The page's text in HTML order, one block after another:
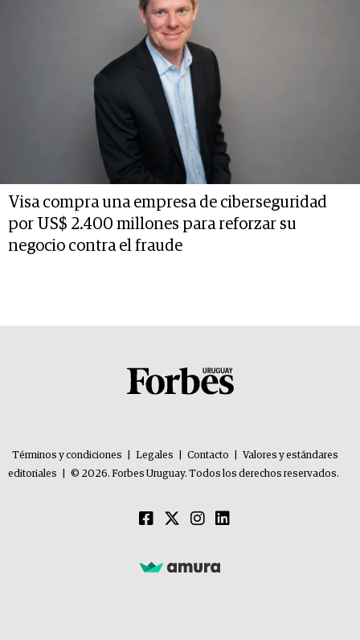
Visa compra una empresa de ciberseguridad
por US$ 2.400 millones para reforzar su
negocio contra el fraude
Términos y condiciones Legales Contacto
Valores y estándares
editoriales
© 2026. Forbes Uruguay. Todos los derechos reservados.